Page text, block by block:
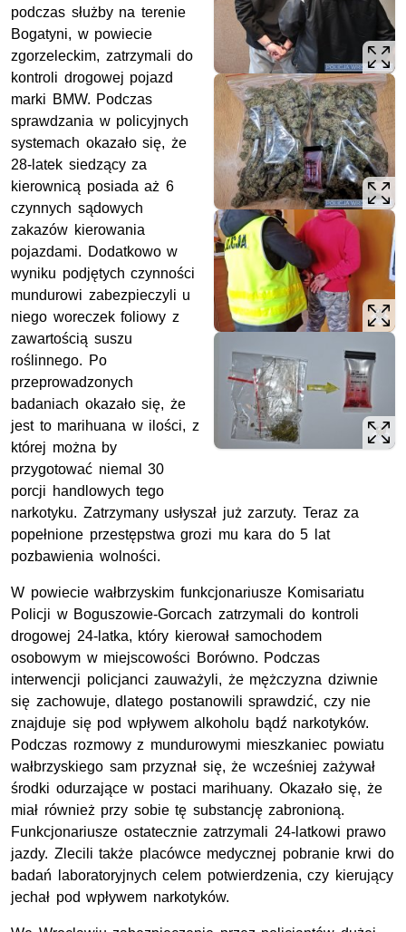
podczas służby na terenie
Bogatyni, w powiecie
zgorzeleckim, zatrzymali do
kontroli drogowej pojazd
marki BMW. Podczas
sprawdzania w policyjnych
systemach okazało się, że
28-latek siedzący za
kierownicą posiada aż 6
czynnych sądowych
zakazów kierowania
pojazdami. Dodatkowo w
wyniku podjętych czynności
mundurowi zabezpieczyli u
niego woreczek foliowy z
zawartością suszu
roślinnego. Po
przeprowadzonych
badaniach okazało się, że
jest to marihuana w ilości, z
której można by
przygotować niemal 30
porcji handlowych tego
narkotyku. Zatrzymany usłyszał już zarzuty. Teraz za
popełnione przestępstwa grozi mu kara do 5 lat
pozbawienia wolności.
W powiecie wałbrzyskim funkcjonariusze Komisariatu
Policji w Boguszowie-Gorcach zatrzymali do kontroli
drogowej 24-latka, który kierował samochodem
osobowym w miejscowości Borówno. Podczas
interwencji policjanci zauważyli, że mężczyzna dziwnie
się zachowuje, dlatego postanowili sprawdzić, czy nie
znajduje się pod wpływem alkoholu bądź narkotyków.
Podczas rozmowy z mundurowymi mieszkaniec powiatu
wałbrzyskiego sam przyznał się, że wcześniej zażywał
środki odurzające w postaci marihuany. Okazało się, że
miał również przy sobie tę substancję zabronioną.
Funkcjonariusze ostatecznie zatrzymali 24-latkowi prawo
jazdy. Zlecili także placówce medycznej pobranie krwi do
badań laboratoryjnych celem potwierdzenia, czy kierujący
jechał pod wpływem narkotyków.